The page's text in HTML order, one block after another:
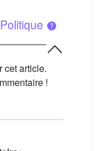
Politique
cet article.
!